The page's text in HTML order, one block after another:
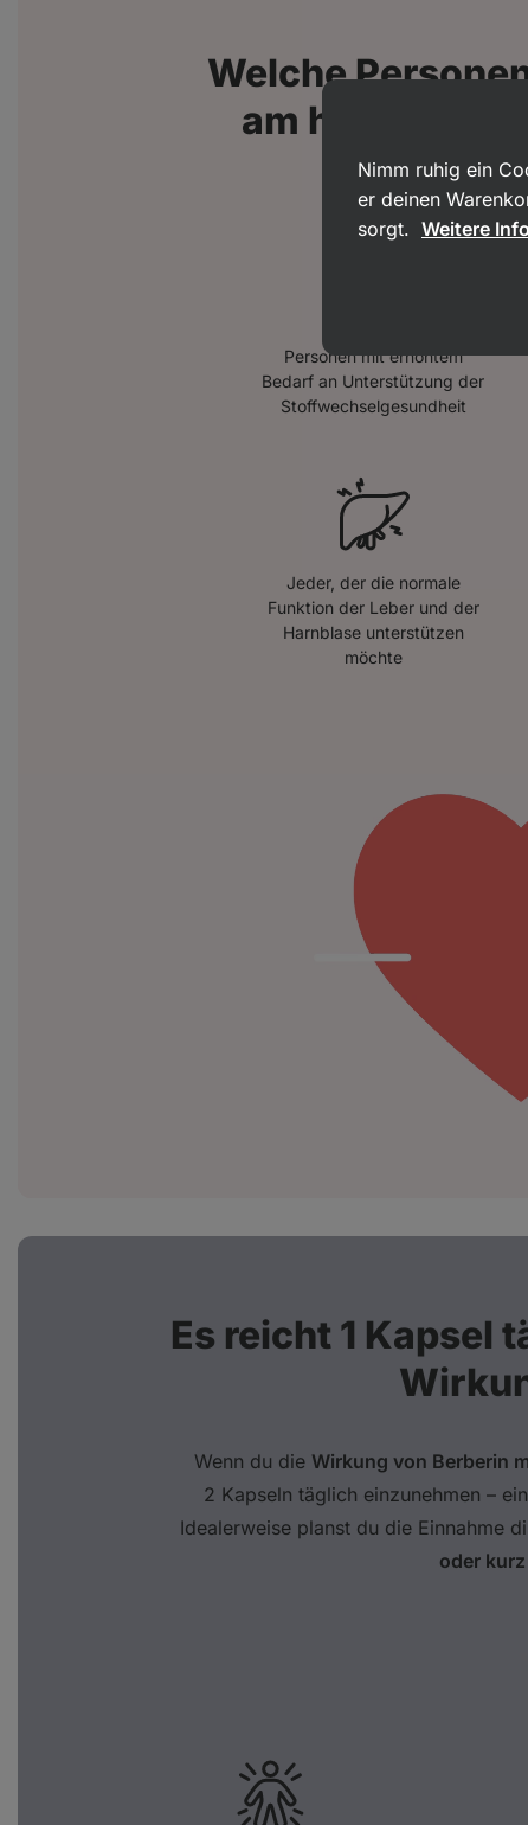
Welche
am häufigsten
Personen mit erhöhtem
Bedarf an Unterstützung der
Stoffwechselgesundheit
Jeder, der die normale
Funktion der Leber und der
Harnblase unterstützen
möchte
Es reicht 1 Kapsel
Wenn du die Wirkung von Berberin
2 Kapseln täglich einzunehmen –
Idealerweise planst du die Einnahme
oder
Nimm ruhig ein
er deinen
sorgt. Weitere